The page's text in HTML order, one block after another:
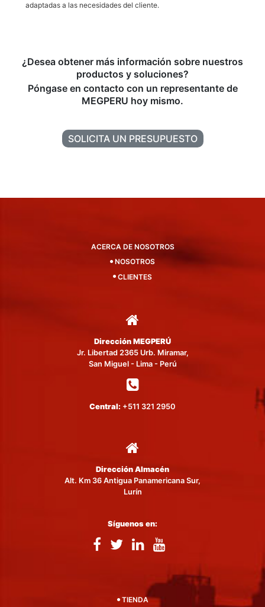
adaptadas a las necesidades del cliente.
¿Desea obtener más información sobre nuestros
productos y soluciones?
Póngase en contacto con un representante de
MEGPERU hoy mismo.
SOLICITA UN PRESUPUESTO
ACERCA DE NOSOTROS
NOSOTROS
CLIENTES
Dirección MEGPERÚ
Jr. Libertad 2365 Urb. Miramar,
San Miguel - Lima - Perú
Central: +511 321 2950
Dirección Almacén
Alt. Km 36 Antigua Panamericana Sur,
Lurín
Síguenos en:
TIENDA